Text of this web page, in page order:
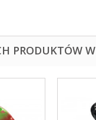
PRODUKTÓW